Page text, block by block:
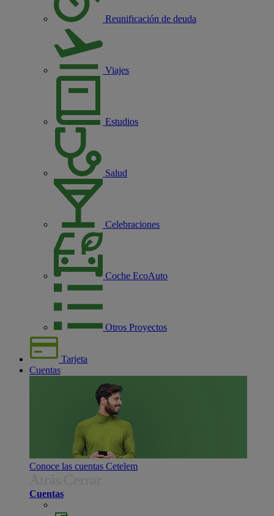
Reunificación de deuda
Viajes
Estudios
Salud
Celebraciones
Coche EcoAuto
Otros Proyectos
Tarjeta
Cuentas
Conoce las cuentas Cetelem
Cuentas